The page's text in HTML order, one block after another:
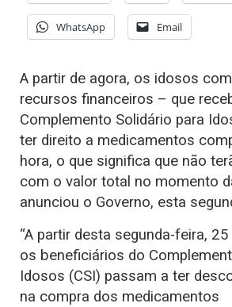
WhatsApp Email
A partir de agora, os idosos
recursos financeiros – que
Complemento Solidário para
ter direito a medicamentos
hora, o que significa que não
com o valor total no momento
anunciou o Governo, esta
“A partir desta segunda-feira,
os beneficiários do
Idosos (CSI) passam a ter
na compra dos medicamentos